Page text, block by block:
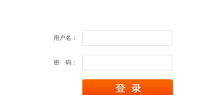
用户名：
密 码：